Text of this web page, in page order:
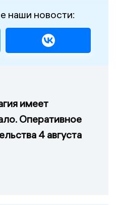
наши новости:
имеет
Оперативное
4 августа